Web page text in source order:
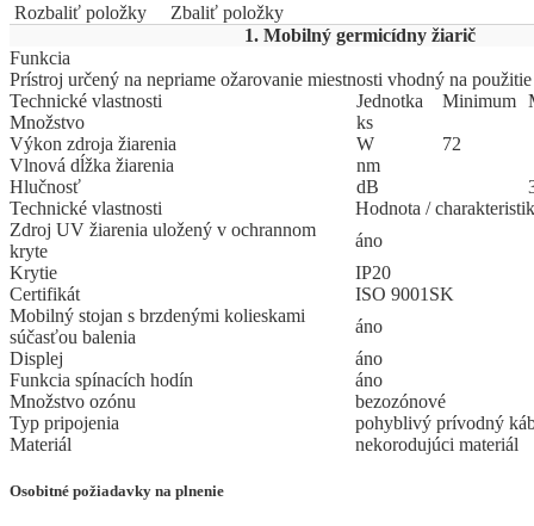
Rozbaliť položky
Zbaliť položky
1. Mobilný germicídny žiarič
Funkcia
Prístroj určený na nepriame ožarovanie miestnosti vhodný na
Technické vlastnosti
Jed­not­ka Mi­ni­mum
Množstvo
ks
Výkon zdroja žiarenia
W
72
Vlnová dĺžka žiarenia
nm
Hlučnosť
dB
Technické vlastnosti
Hodnota /
Zdroj UV žiarenia uložený v ochrannom
kryte
áno
Krytie
IP20
Certifikát
ISO 9001SK
Mobilný stojan s brzdenými kolieskami
súčasťou balenia
áno
Displej
áno
Funkcia spínacích hodín
áno
Množstvo ozónu
bezozónové
Typ pripojenia
pohyblivý prívodný
Materiál
nekorodujúci materiál
Osobitné požiadavky na plnenie